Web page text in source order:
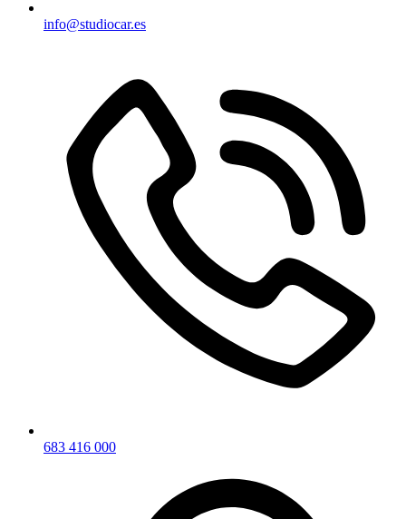
info@studiocar.es
683 416 000